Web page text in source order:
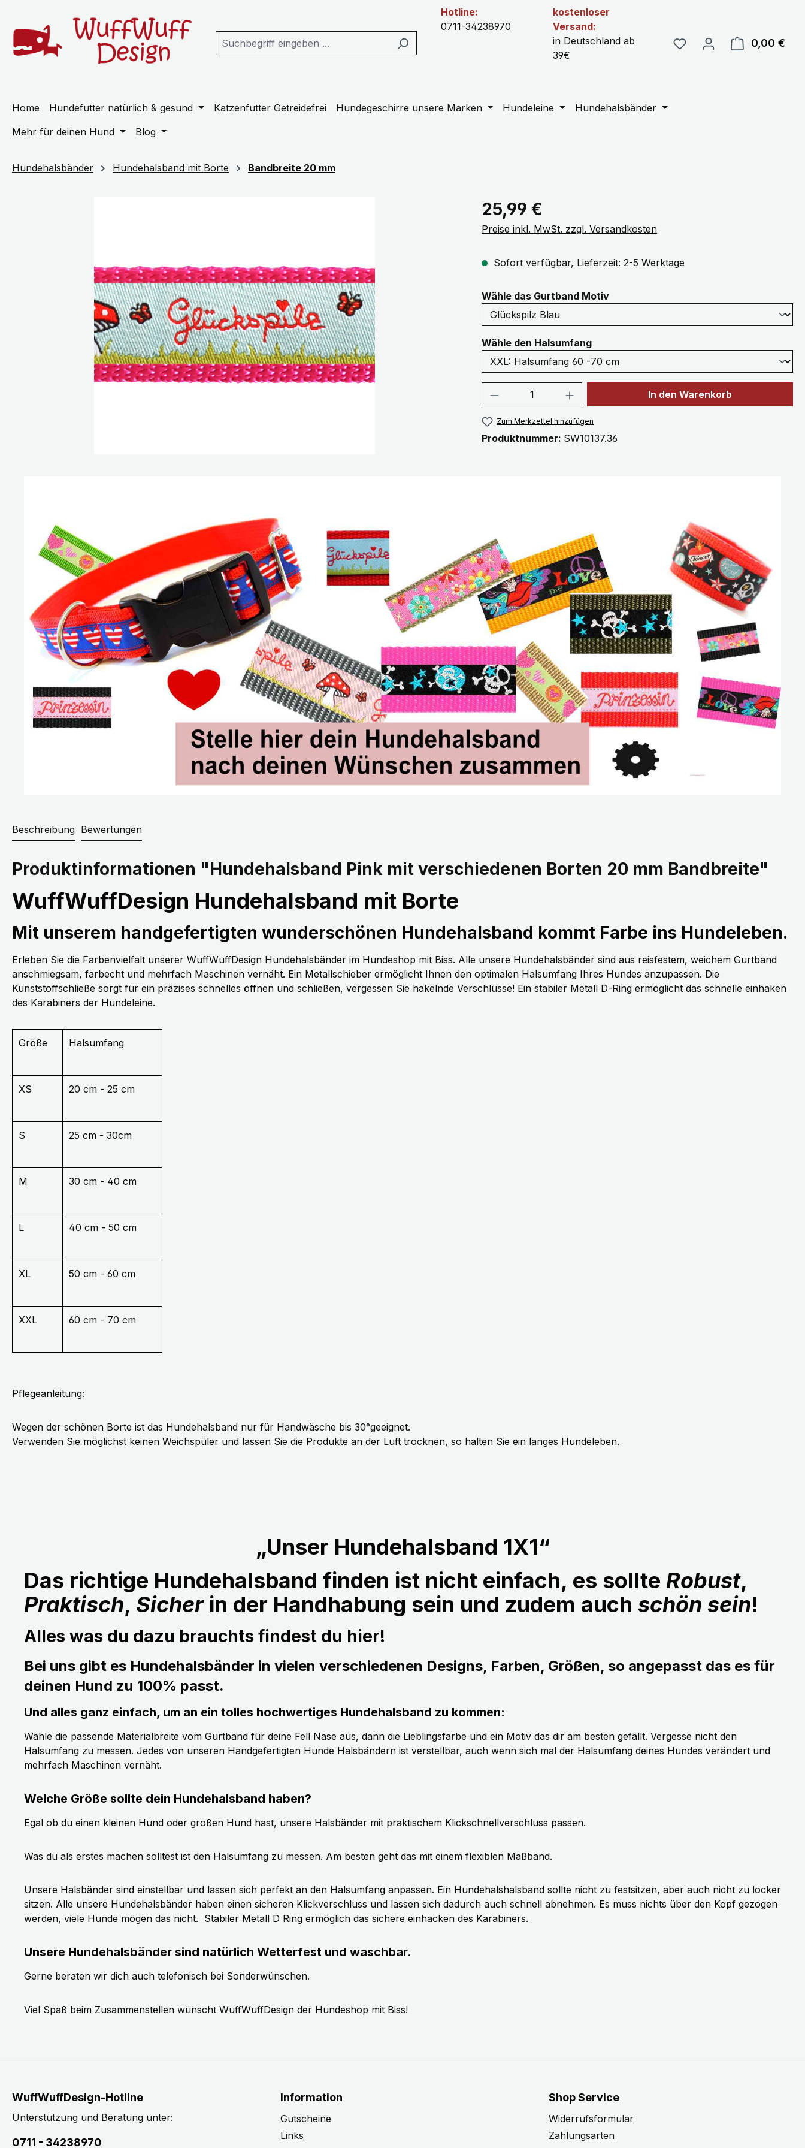
Hotline:
0711-34238970
kostenloser
Versand:
in Deutschland ab
39€
0,00 €
Home Hundefutter natürlich & gesund Katzenfutter Getreidefrei Hundegeschirre unsere Marken Hundeleine
Hundehalsbänder
Mehr für deinen Hund
Blog
Hundehalsbänder Hundehalsband mit Borte Bandbreite 20 mm
Regulärer Preis:
25,99 €
Preise inkl. MwSt. zzgl. Versandkosten
Sofort verfügbar, Lieferzeit: 2-5 Werktage
Wähle das Gurtband Motivauswählen
Wähle den Halsumfangauswählen
Produkt Anzahl: Gib den gewünschten Wert
In den Warenkorb
Zum Merkzettel hinzufügen
Produktnummer: SW10137.36
Beschreibung Bewertungen
Produktinformationen "Hundehalsband Pink mit verschiedenen Borten 20 mm Bandbreite"
WuffWuffDesign Hundehalsband mit Borte
Mit unserem handgefertigten wunderschönen Hundehalsband kommt Farbe ins Hundeleben.
Erleben Sie die Farbenvielfalt unserer WuffWuffDesign Hundehalsbänder im Hundeshop mit Biss. Alle unsere Hundehalsbänder sind aus reisfestem, weichem Gurtband
anschmiegsam, farbecht und mehrfach Maschinen vernäht. Ein Metallschieber ermöglicht Ihnen den optimalen Halsumfang Ihres Hundes anzupassen. Die
Kunststoffschließe sorgt für ein präzises schnelles öffnen und schließen, vergessen Sie hakelnde Verschlüsse! Ein stabiler Metall D-Ring ermöglicht das schnelle einhaken
des Karabiners der Hundeleine.
Größe Halsumfang
XS 20 cm - 25 cm
S 25 cm - 30cm
M 30 cm - 40 cm
L 40 cm - 50 cm
XL 50 cm - 60 cm
XXL 60 cm - 70 cm
Pflegeanleitung:
Wegen der schönen Borte ist das Hundehalsband nur für Handwäsche bis 30°geeignet.
Verwenden Sie möglichst keinen Weichspüler und lassen Sie die Produkte an der Luft trocknen, so halten Sie ein langes Hundeleben.
„Unser Hundehalsband 1X1“
Das richtige Hundehalsband finden ist nicht einfach, es sollte Robust,
Praktisch, Sicherin der Handhabung sein und zudem auch schön sein!
Alles was du dazu brauchts findest du hier!
Bei uns gibt es Hundehalsbänder in vielen verschiedenen Designs, Farben, Größen, so angepasst das es für
deinen Hund zu 100% passt.
Und alles ganz einfach, um an ein tolles hochwertiges Hundehalsband zu kommen:
Wähle die passende Materialbreite vom Gurtband für deine Fell Nase aus, dann die Lieblingsfarbe und ein Motiv das dir am besten gefällt. Vergesse nicht den
Halsumfang zu messen. Jedes von unseren Handgefertigten Hunde Halsbändern ist verstellbar, auch wenn sich mal der Halsumfang deines Hundes verändert und
mehrfach Maschinen vernäht.
Welche Größe sollte dein Hundehalsband haben?
Egal ob du einen kleinen Hund oder großen Hund hast, unsere Halsbänder mit praktischem Klickschnellverschluss passen.
Was du als erstes machen solltest ist den Halsumfang zu messen. Am besten geht das mit einem flexiblen Maßband.
Unsere Halsbänder sind einstellbar und lassen sich perfekt an den Halsumfang anpassen. Ein Hundehalshalsband sollte nicht zu festsitzen, aber auch nicht zu locker
sitzen. Alle unsere Hundehalsbänder haben einen sicheren Klickverschluss und lassen sich dadurch auch schnell abnehmen. Es muss nichts über den Kopf gezogen
werden, viele Hunde mögen das nicht. Stabiler Metall D Ring ermöglich das sichere einhacken des Karabiners.
Unsere Hundehalsbänder sind natürlich Wetterfest und waschbar.
Gerne beraten wir dich auch telefonisch bei Sonderwünschen.
Viel Spaß beim Zusammenstellen wünscht WuffWuffDesign der Hundeshop mit Biss!
WuffWuffDesign-Hotline
Unterstützung und Beratung unter:
0711 - 34238970
Information
Gutscheine
Links
Shop Service
Widerrufsformular
Zahlungsarten